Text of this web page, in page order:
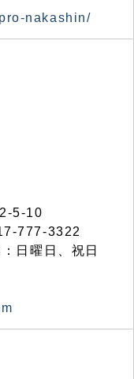
nakashin/
5-10
777-3322
日曜日、祝日